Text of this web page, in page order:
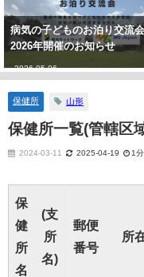
病気の子どものお泊り交流会
2026年開催のお知らせ
2026-05-06
保健所 山形
保健所一覧(管轄区
2024-03-11 2025-04-19 1
保
健
所
名
(支
所
名)
郵便
番号
所